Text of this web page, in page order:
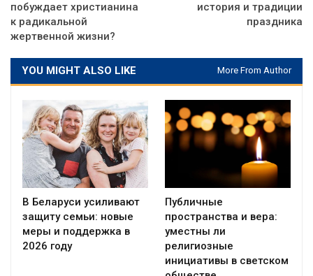
побуждает христианина
к радикальной
жертвенной жизни?
история и традиции
праздника
YOU MIGHT ALSO LIKE More From Author
В Беларуси усиливают
защиту семьи: новые
меры и поддержка в
2026 году
Публичные
пространства и вера:
уместны ли
религиозные
инициативы в светском